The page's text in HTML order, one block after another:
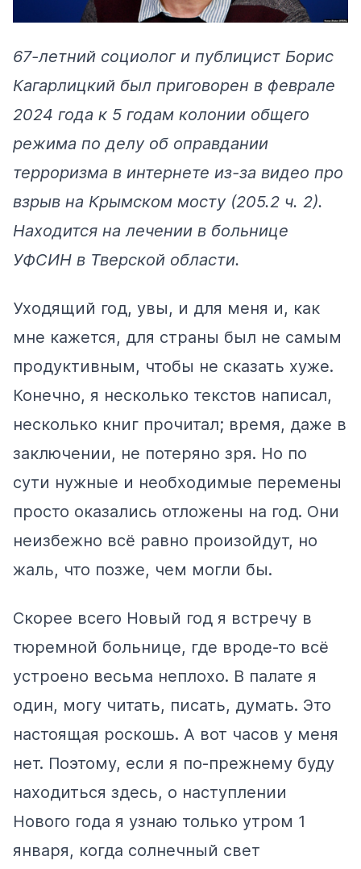
67-летний социолог и публицист Борис
Кагарлицкий был приговорен в феврале
2024 года к 5 годам колонии общего
режима по делу об оправдании
терроризма в интернете из-за видео про
взрыв на Крымском мосту (205.2 ч. 2).
Находится на лечении в больнице
УФСИН в Тверской области.
Уходящий год, увы, и для меня и, как
мне кажется, для страны был не самым
продуктивным, чтобы не сказать хуже.
Конечно, я несколько текстов написал,
несколько книг прочитал; время, даже в
заключении, не потеряно зря. Но по
сути нужные и необходимые перемены
просто оказались отложены на год. Они
неизбежно всё равно произойдут, но
жаль, что позже, чем могли бы.
Скорее всего Новый год я встречу в
тюремной больнице, где вроде-то всё
устроено весьма неплохо. В палате я
один, могу читать, писать, думать. Это
настоящая роскошь. А вот часов у меня
нет. Поэтому, если я по-прежнему буду
находиться здесь, о наступлении
Нового года я узнаю только утром 1
января, когда солнечный свет